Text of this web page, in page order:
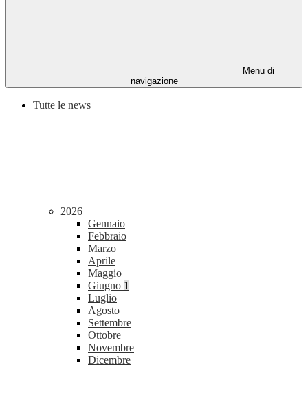
Menu di
navigazione
Tutte le news
2026
Gennaio
Febbraio
Marzo
Aprile
Maggio
Giugno 1
Luglio
Agosto
Settembre
Ottobre
Novembre
Dicembre